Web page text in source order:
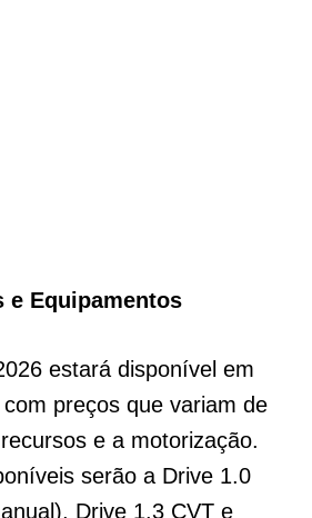
e Equipamentos
estará disponível em
preços que variam de
e a motorização.
serão a Drive 1.0
Drive 1.3 CVT e